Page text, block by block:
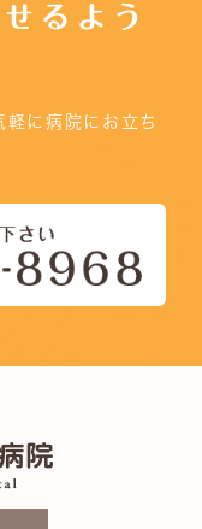
るよう
に病院にお立ち